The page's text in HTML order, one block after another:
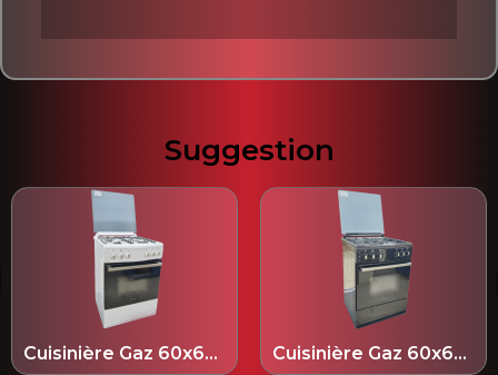
Suggestion
Cuisinière Gaz 60x60 cm Blanche - HGC4W05DZ60 Cuisinière Gaz 60x60 cm Noir - HGC4B03DZ60